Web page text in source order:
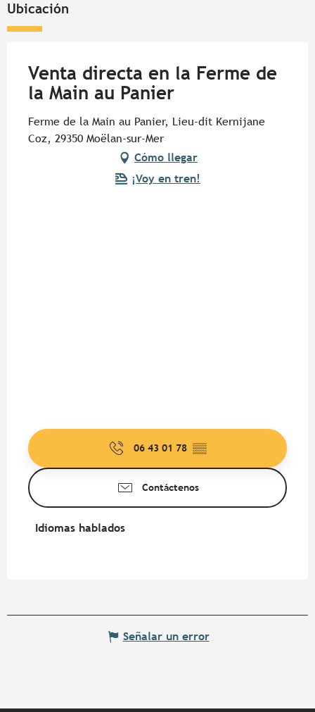
Ubicación
Venta directa en la Ferme de
la Main au Panier
Ferme de la Main au Panier, Lieu-dit Kernijane
Coz, 29350 Moëlan-sur-Mer
Cómo llegar
¡Voy en tren!
06 43 01 78 ▒▒
Contáctenos
Idiomas hablados
Idiomas hablados
Señalar un error